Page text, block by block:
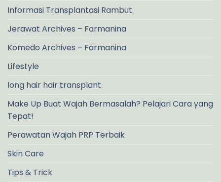
Informasi Transplantasi Rambut
Jerawat Archives – Farmanina
Komedo Archives – Farmanina
Lifestyle
long hair hair transplant
Make Up Buat Wajah Bermasalah? Pelajari Cara yang
Tepat!
Perawatan Wajah PRP Terbaik
Skin Care
Tips & Trick